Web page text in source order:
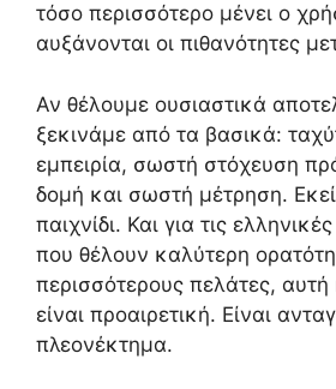
τόσο περισσότερο μένει ο
αυξάνονται οι πιθανότητες
Αν θέλουμε ουσιαστικά
ξεκινάμε από τα βασικά:
εμπειρία, σωστή στόχευση
δομή και σωστή μέτρηση. Εκεί
παιχνίδι. Και για τις
που θέλουν καλύτερη
περισσότερους πελάτες, αυτή
είναι προαιρετική. Είναι
πλεονέκτημα.